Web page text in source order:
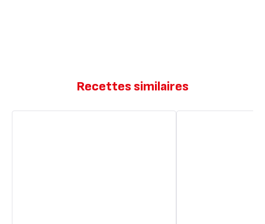
Recettes similaires